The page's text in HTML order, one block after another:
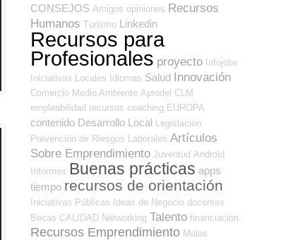
CONSEJOS Amigos opiniones Recursos
Humanos Turismo Linkedin
Recursos para
Profesionales proyecto Infojobs
Iniciativas Locales
Idiomas Salud Innovación
Comercio Medio Ambiente Aprodel CLM
empleabilidad recursos coaching EUROPA
contenido Desarrollo Local
Legislación
Prevención de Riesgos Laborales Artículos
Sobre Emprendimiento Juventud Android
Informes Buenas prácticas apps
tiempo recursos de orientación
Iniciativas Públicas Ideas de Negocio docentes
Becas CALIDAD Networking Talento financiación
Recursos Emprendimiento Malas